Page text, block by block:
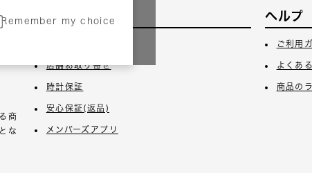
Remember my choice
商
な
サービス
店舗お取り寄せ
時計保証
安心保証(返品)
メンバーズアプリ
ヘルプ
ご利用
よくあ
商品の